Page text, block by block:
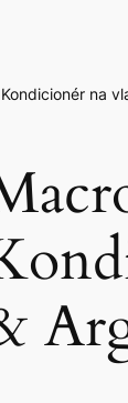
na